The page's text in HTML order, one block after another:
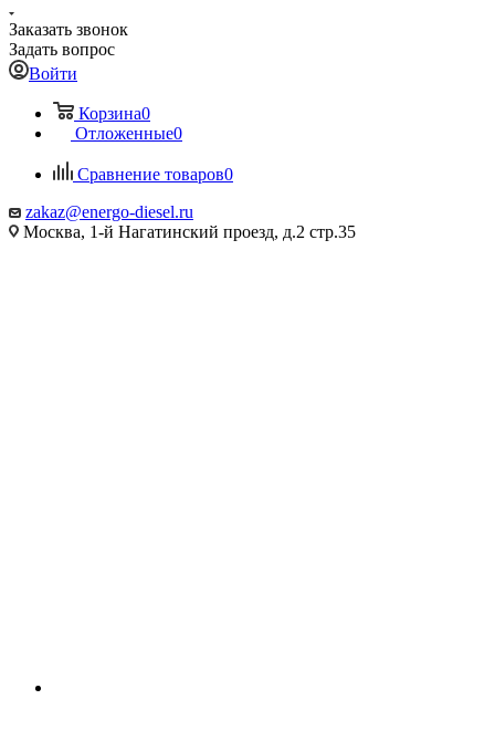
Заказать звонок
Задать вопрос
Войти
Корзина0
Отложенные0
Сравнение товаров0
zakaz@energo-diesel.ru
Москва, 1-й Нагатинский проезд, д.2 стр.35